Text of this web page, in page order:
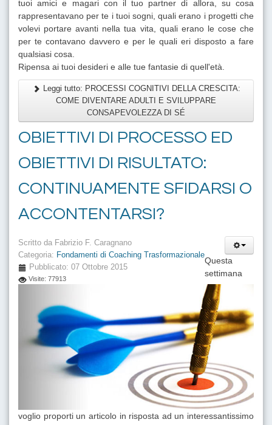
tuoi amici e magari con il tuo partner di allora, su cosa
rappresentavano per te i tuoi sogni, quali erano i progetti che
volevi portare avanti nella tua vita, quali erano le cose che
per te contavano davvero e per le quali eri disposto a fare
qualsiasi cosa.
Ripensa ai tuoi desideri e alle tue fantasie di quell'età.
Leggi tutto: PROCESSI COGNITIVI DELLA CRESCITA:
COME DIVENTARE ADULTI E SVILUPPARE
CONSAPEVOLEZZA DI SÉ
OBIETTIVI DI PROCESSO ED
OBIETTIVI DI RISULTATO:
CONTINUAMENTE SFIDARSI O
ACCONTENTARSI?
Scritto da Fabrizio F. Caragnano
Categoria: Fondamenti di Coaching Trasformazionale
Pubblicato: 07 Ottobre 2015
Visite: 77913
Questa
settimana
voglio proporti un articolo in risposta ad un interessantissimo